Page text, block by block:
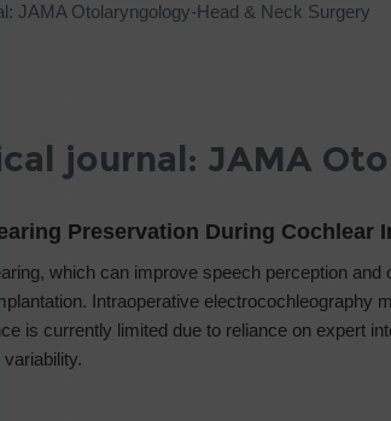
JAMA Otolaryngology-Head & Neck Surgery
journal: JAMA
Preservation During Cochlear
which can improve speech perception and
Intraoperative electrocochleography
is currently limited due to reliance on expert